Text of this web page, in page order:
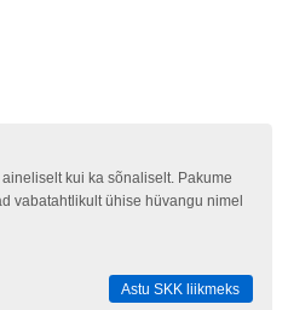
kui ka sõnaliselt. Pakume
vabatahtlikult ühise hüvangu nimel
Astu SKK liikmeks